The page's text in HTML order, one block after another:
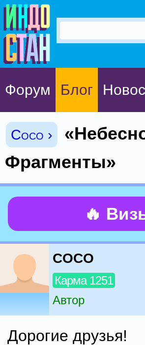
Форум Блог
Coco ›
Фрагменты»
🔥
COCO
Карма 1251
Автор
Дорогие друзья!